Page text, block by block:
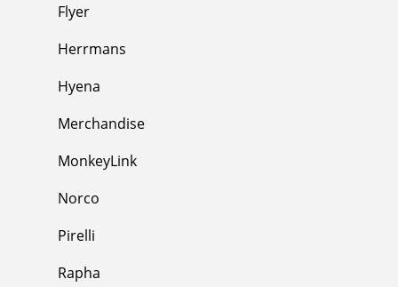
Flyer
Herrmans
Hyena
Merchandise
MonkeyLink
Norco
Pirelli
Rapha